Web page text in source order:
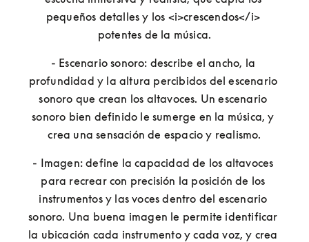
pequeños detalles y los <i>crescendos</i>
potentes de la música.
- Escenario sonoro: describe el ancho, la
profundidad y la altura percibidos del escenario
sonoro que crean los altavoces. Un escenario
sonoro bien definido le sumerge en la música, y
crea una sensación de espacio y realismo.
- Imagen: define la capacidad de los altavoces
para recrear con precisión la posición de los
instrumentos y las voces dentro del escenario
sonoro. Una buena imagen le permite identificar
la ubicación cada instrumento y cada voz, y crea